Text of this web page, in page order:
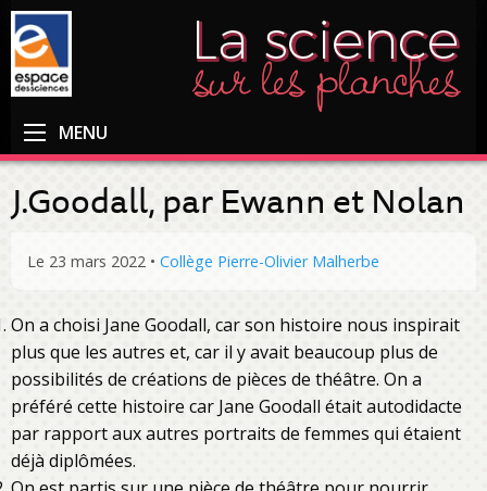
MENU
J.Goodall, par Ewann et Nolan
Le 23 mars 2022 • Collège Pierre-Olivier Malherbe
On a choisi Jane Goodall, car son histoire nous inspirait
plus que les autres et, car il y avait beaucoup plus de
possibilités de créations de pièces de théâtre. On a
préféré cette histoire car Jane Goodall était autodidacte
par rapport aux autres portraits de femmes qui étaient
déjà diplômées.